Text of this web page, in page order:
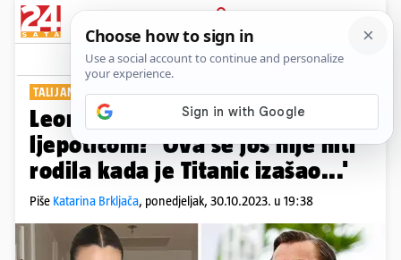
PRIJAVA
Show Komentari
TALIJANSKA MANEKENKA
Leonardo DiCaprio s još jednom
ljepoticom? 'Ova se još nije niti
rodila kada je Titanic izašao...'
Piše Katarina Brkljača, ponedjeljak, 30.10.2023. u 19:38